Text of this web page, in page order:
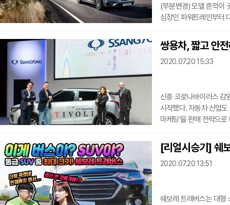
(부분변경) 모델 흔적이
심장인 파워트레인부터
그동안 제기된 각종의
(자동차 무게를 받쳐 주
받아온 SM6가 환골탈태
쌍용차, 짧고 안
2020.07.20 15:33
신종 코로나바이러스 감
시작했다. 자동차 산업
마케팅'을 판매 전략으
다른 사람과 동선이 최
있다. 자동차 정비 때도
지정한 위치에서 차를
[리얼시승기] 쉐
2020.07.20 13:51
쉐보레 트래버스는 대형